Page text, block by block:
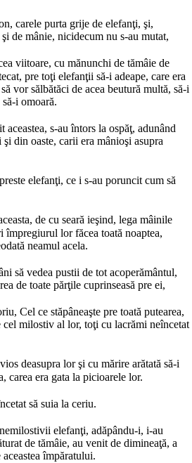
carele purta grije de elefanţi, şi,
de mânie, nicidecum nu s-au mutat,
viitoare, cu mănunchi de tămâie de
pre toţi elefanţii să-i adeape, care era
vor sălbătăci de acea beutură multă, să-i
i omoară.
aceastea, s-au întors la ospăţ, adunând
din oaste, carii era mânioşi asupra
elefanţi, ce i s-au poruncit cum să
de cu seară ieşind, lega mâinile
împregiurul lor făcea toată noaptea,
neamul acela.
să vedea pustii de tot acoperământul,
de toate părţile cuprinseasă pre ei,
Cel ce stăpâneaşte pre toată putearea,
cel milostiv al lor, toţi cu lacrămi neîncetat
deasupra lor şi cu mărire arătată să-i
carea era gata la picioarele lor.
să suia la ceriu.
elefanţi, adăpându-i, i-au
de tămâie, au venit de dimineaţă, a
împăratului.